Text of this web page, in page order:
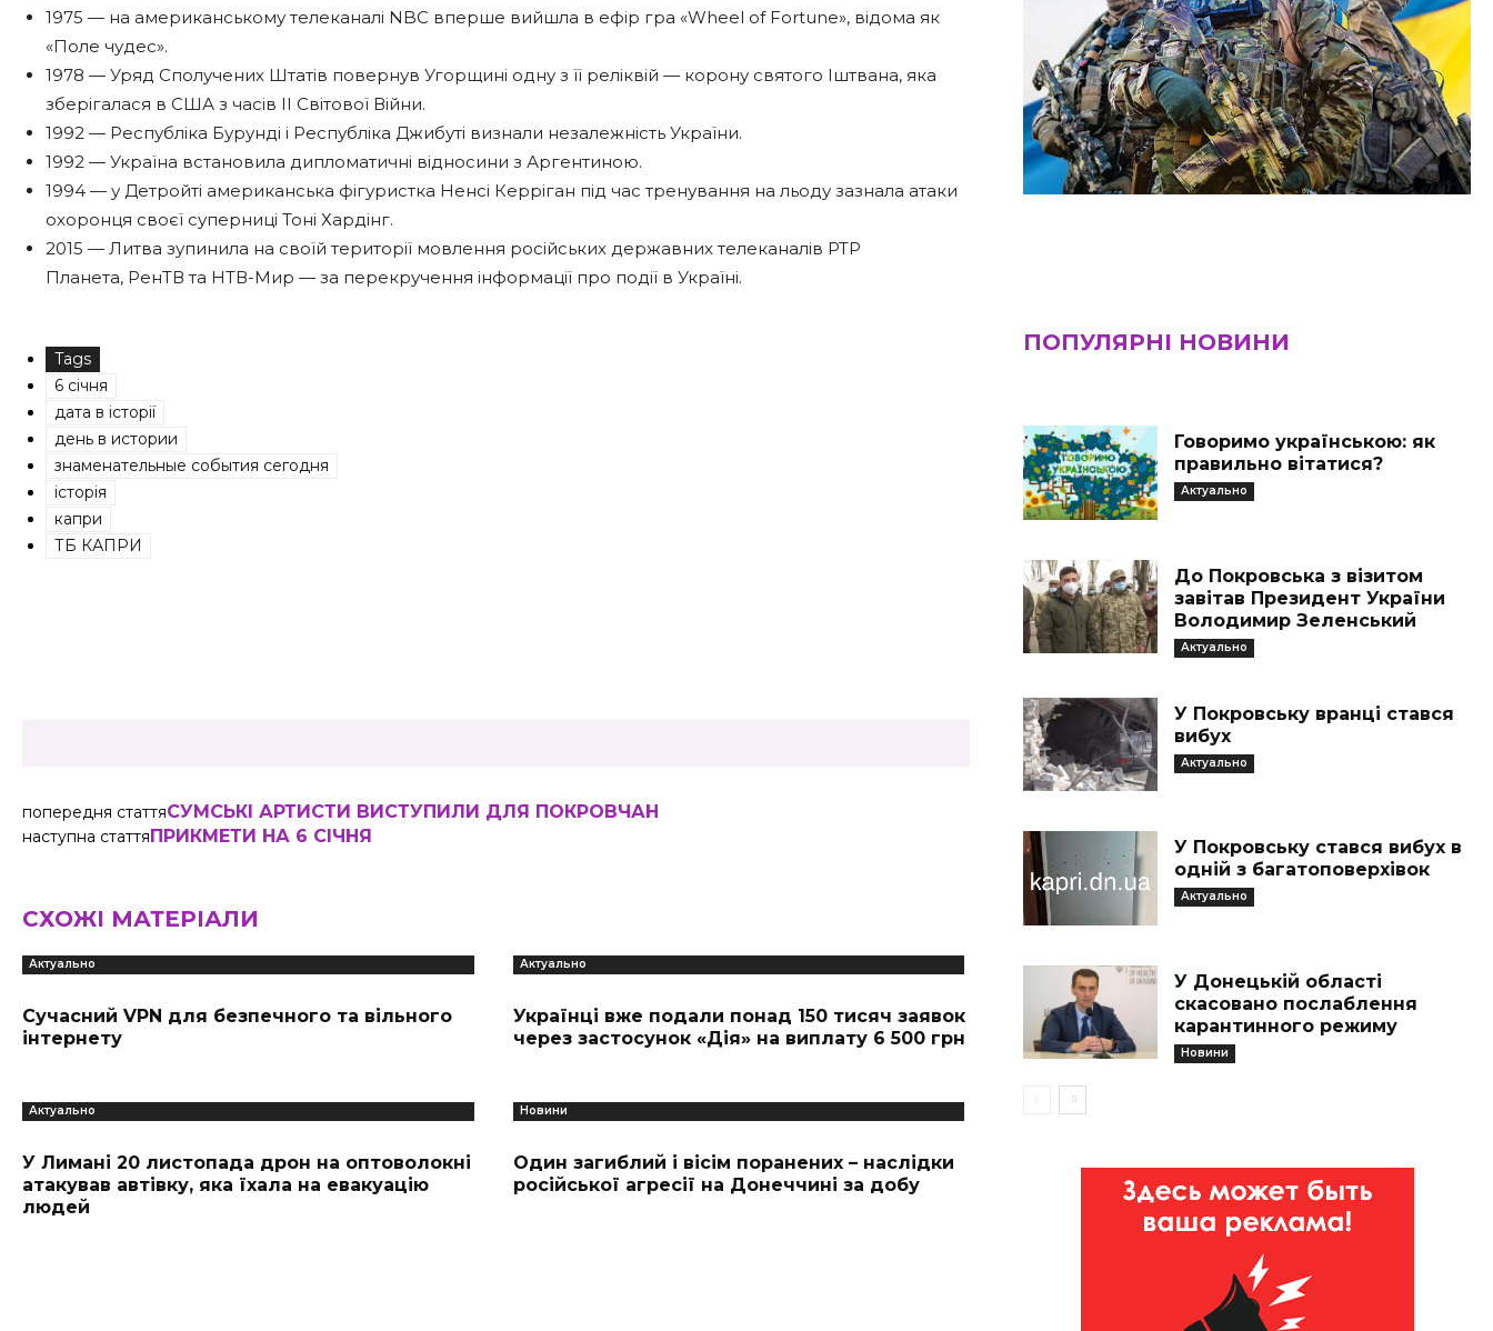
1975 — на американському телеканалі NBC вперше вийшла в ефір гра «Wheel of Fortune», відома як
«Поле чудес».
1978 — Уряд Сполучених Штатів повернув Угорщині одну з її реліквій — корону святого Іштвана, яка
зберігалася в США з часів ІІ Світової Війни.
1992 — Республіка Бурунді і Республіка Джибуті визнали незалежність України.
1992 — Україна встановила дипломатичні відносини з Аргентиною.
1994 — у Детройті американська фігуристка Ненсі Керріган під час тренування на льоду зазнала атаки
охоронця своєї суперниці Тоні Хардінг.
2015 — Литва зупинила на своїй території мовлення російських державних телеканалів РТР
Планета, РенТВ та НТВ-Мир — за перекручення інформації про події в Україні.
Tags
6 січня
дата в історії
день в истории
знаменательные события сегодня
історія
капри
ТБ КАПРИ
попередня статтяСУМСЬКІ АРТИСТИ ВИСТУПИЛИ ДЛЯ ПОКРОВЧАН
наступна статтяПРИКМЕТИ НА 6 СІЧНЯ
СХОЖІ МАТЕРІАЛИ
Актуально
Сучасний VPN для безпечного та вільного
інтернету
Актуально
Українці вже подали понад 150 тисяч заявок
через застосунок «Дія» на виплату 6 500 грн
Актуально
У Лимані 20 листопада дрон на оптоволокні
атакував автівку, яка їхала на евакуацію
людей
Новини
Один загиблий і вісім поранених – наслідки
російської агресії на Донеччині за добу
ПОПУЛЯРНІ НОВИНИ
Говоримо українською: як
правильно вітатися?
Актуально
До Покровська з візитом
завітав Президент України
Володимир Зеленський
Актуально
У Покровську вранці стався
вибух
Актуально
У Покровську стався вибух в
одній з багатоповерхівок
Актуально
У Донецькій області
скасовано послаблення
карантинного режиму
Новини